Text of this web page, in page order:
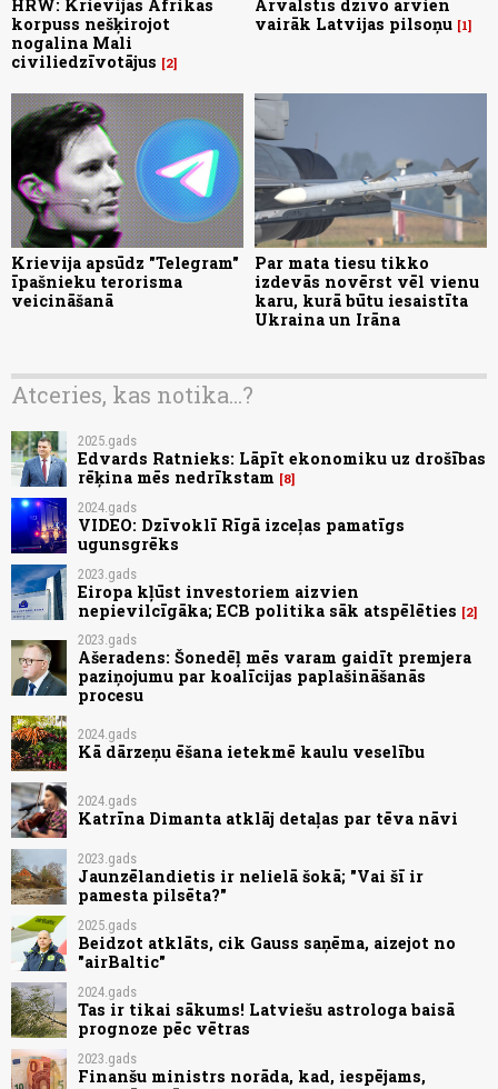
HRW: Krievijas Āfrikas
korpuss nešķirojot
nogalina Mali
civiliedzīvotājus
2
Ārvalstīs dzīvo arvien
vairāk Latvijas pilsoņu 1
Krievija apsūdz "Telegram"
īpašnieku terorisma
veicināšanā
Par mata tiesu tikko
izdevās novērst vēl vienu
karu, kurā būtu iesaistīta
Ukraina un Irāna
Atceries, kas notika...?
2025.gads
Edvards Ratnieks: Lāpīt ekonomiku uz drošības
rēķina mēs nedrīkstam
8
2024.gads
VIDEO: Dzīvoklī Rīgā izceļas pamatīgs
ugunsgrēks
2023.gads
Eiropa kļūst investoriem aizvien
nepievilcīgāka; ECB politika sāk atspēlēties
2
2023.gads
Ašeradens: Šonedēļ mēs varam gaidīt premjera
paziņojumu par koalīcijas paplašināšanās
procesu
2024.gads
Kā dārzeņu ēšana ietekmē kaulu veselību
2024.gads
Katrīna Dimanta atklāj detaļas par tēva nāvi
2023.gads
Jaunzēlandietis ir nelielā šokā; "Vai šī ir
pamesta pilsēta?"
2025.gads
Beidzot atklāts, cik Gauss saņēma, aizejot no
"airBaltic"
2024.gads
Tas ir tikai sākums! Latviešu astrologa baisā
prognoze pēc vētras
2023.gads
Finanšu ministrs norāda, kad, iespējams,